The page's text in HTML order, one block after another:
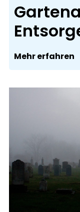
Mehr erfahren